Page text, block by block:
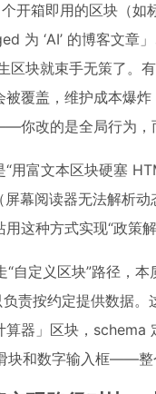
开箱即用的区块（如
为 ‘AI’ 的博客文章
区块就束手无策了。
被覆盖，维护成本爆
你改的是全局行为，
“用富文本区块硬塞
屏幕阅读器无法解析
这种方式实现“政策
自定义区块”路径，本
负责按约定提供数据
算器」区块，
块和数字输入框——整